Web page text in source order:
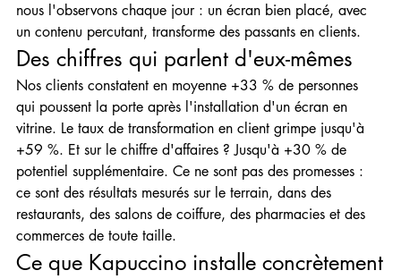
nous l'observons chaque jour : un écran bien placé, avec
un contenu percutant, transforme des passants en clients.
Des chiffres qui parlent d'eux-mêmes
Nos clients constatent en moyenne +33 % de personnes
qui poussent la porte après l'installation d'un écran en
vitrine. Le taux de transformation en client grimpe jusqu'à
+59 %. Et sur le chiffre d'affaires ? Jusqu'à +30 % de
potentiel supplémentaire. Ce ne sont pas des promesses :
ce sont des résultats mesurés sur le terrain, dans des
restaurants, des salons de coiffure, des pharmacies et des
commerces de toute taille.
Ce que Kapuccino installe concrètement